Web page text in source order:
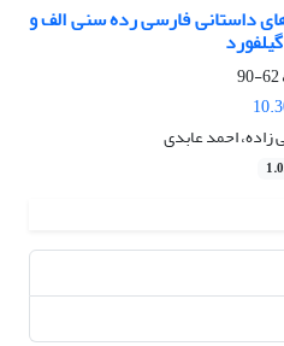
داستانی فارسی رده‌ سنی الف و
62-90
زاده، احمد عابدی